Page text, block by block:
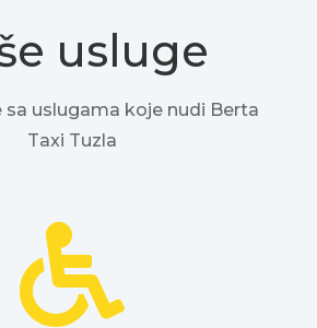
usluge
sa uslugama koje nudi Berta
Taxi Tuzla
